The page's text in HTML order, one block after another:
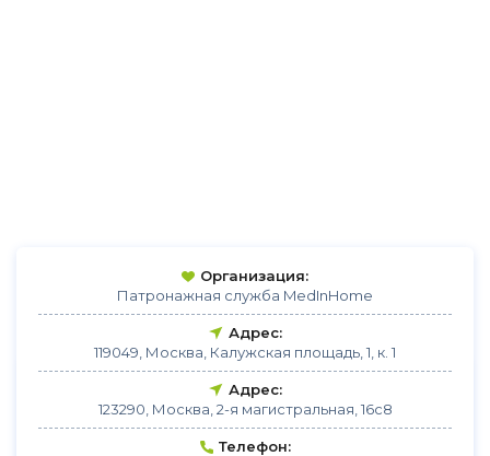
Организация:
Патронажная служба MedInHome
Адрес:
119049, Москва, Калужская площадь, 1, к. 1
Адрес:
123290, Москва, 2-я магистральная, 16с8
Телефон: